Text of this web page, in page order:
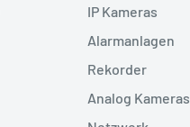
IP Kameras
Alarmanlagen
Rekorder
Analog Kameras